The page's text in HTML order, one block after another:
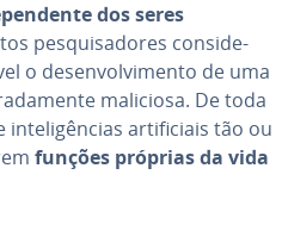
dos seres
pes­qui­sa­do­res con­si­de­
o de­sen­vol­vi­mento de uma
maliciosa. De toda
in­te­li­gên­cias ar­ti­fi­ci­ais tão ou
funções próprias da vida